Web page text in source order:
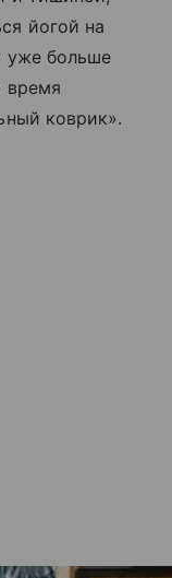
йогой на
уже больше
время
коврик».